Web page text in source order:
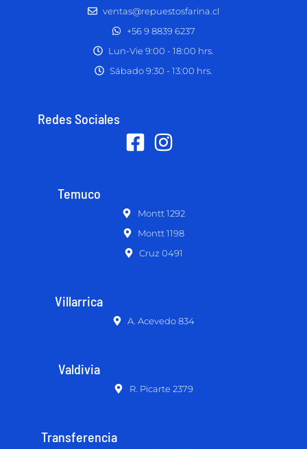
ventas@repuestosfarina.cl
+56 9 8839 6237
Lun-Vie 9:00 - 18:00 hrs.
Sábado 9:30 - 13:00 hrs.
Redes Sociales
Temuco
Montt 1292
Montt 1198
Cruz 0491
Villarrica
A. Acevedo 834
Valdivia
R. Picarte 2379
Transferencia